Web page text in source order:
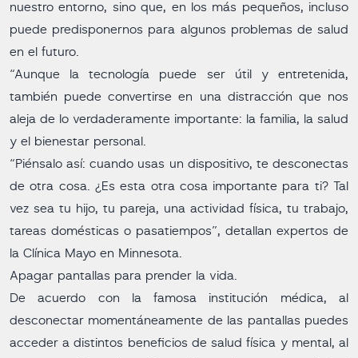
nuestro entorno, sino que, en los más pequeños, incluso
puede predisponernos para algunos problemas de salud
en el futuro.
“Aunque la tecnología puede ser útil y entretenida,
también puede convertirse en una distracción que nos
aleja de lo verdaderamente importante: la familia, la salud
y el bienestar personal.
“Piénsalo así: cuando usas un dispositivo, te desconectas
de otra cosa. ¿Es esta otra cosa importante para ti? Tal
vez sea tu hijo, tu pareja, una actividad física, tu trabajo,
tareas domésticas o pasatiempos”, detallan expertos de
la Clínica Mayo en Minnesota.
Apagar pantallas para prender la vida.
De acuerdo con la famosa institución médica, al
desconectar momentáneamente de las pantallas puedes
acceder a distintos beneficios de salud física y mental, al